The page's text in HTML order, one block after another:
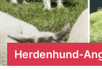
Herdenhund-